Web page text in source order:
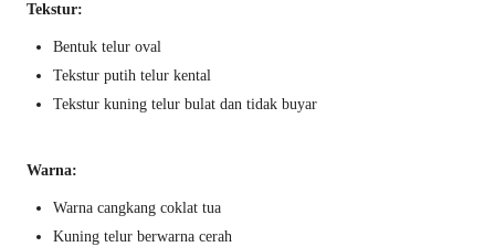
Tekstur:
Bentuk telur oval
Tekstur putih telur kental
Tekstur kuning telur bulat dan tidak buyar
Warna:
Warna cangkang coklat tua
Kuning telur berwarna cerah